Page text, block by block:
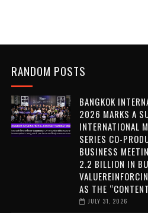
RANDOM POSTS
BANGKOK
2026 MARKS A
INTERNATIONAL
SERIES CO-
BUSINESS
2.2 BILLION IN
AS THE
JULY 31, 2026